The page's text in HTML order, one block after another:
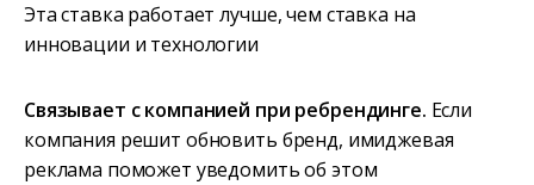
Эта ставка работает лучше, чем ставка на
инновации и технологии
Связывает с компанией при ребрендинге. Если
компания решит обновить бренд, имиджевая
реклама поможет уведомить об этом